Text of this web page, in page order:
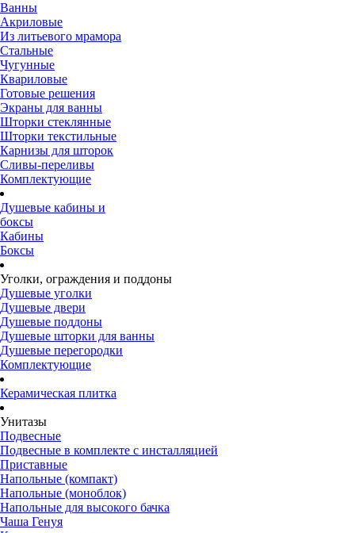
Ванны
Акриловые
Из литьевого мрамора
Стальные
Чугунные
Квариловые
Готовые решения
Экраны для ванны
Шторки стеклянные
Шторки текстильные
Карнизы для шторок
Сливы-переливы
Комплектующие
Душевые кабины и
боксы
Кабины
Боксы
Уголки, ограждения и поддоны
Душевые уголки
Душевые двери
Душевые поддоны
Душевые шторки для ванны
Душевые перегородки
Комплектующие
Керамическая плитка
Унитазы
Подвесные
Подвесные в комплекте с инсталляцией
Приставные
Напольные (компакт)
Напольные (моноблок)
Напольные для высокого бачка
Чаша Генуя